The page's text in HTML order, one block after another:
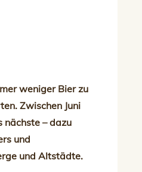
weniger Bier zu
Zwischen Juni
nächste – dazu
und
und Altstädte.